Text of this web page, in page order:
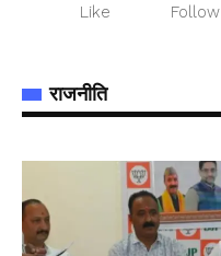
Like Follow
राजनीति